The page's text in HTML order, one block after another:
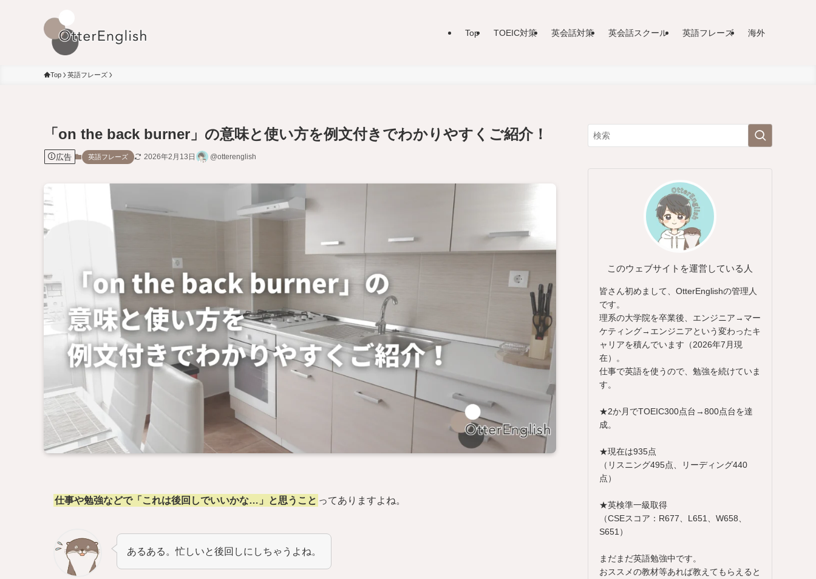
Top TOEIC対策 英会話対策 英会話スクール 英語フレーズ 海外
Top 英語フレーズ
「on the back burner」の意味と使い方を例文付きでわかりやすくご紹介！
広告 英語フレーズ 2026年2月13日 @otterenglish
仕事や勉強などで「これは後回しでいいかな…」と思うこと ってありますよね。
あるある。忙しいと後回しにしちゃうよね。
このウェブサイトを運営している人
皆さん初めまして、OtterEnglishの管理人
です。
理系の大学院を卒業後、エンジニア→マー
ケティング→エンジニアという変わったキ
ャリアを積んでいます（2026年7月現
在）。
仕事で英語を使うので、勉強を続けていま
す。
★2か月でTOEIC300点台→800点台を達
成。
★現在は935点
（リスニング495点、リーディング440
点）
★英検準一級取得
（CSEスコア：R677、L651、W658、
S651）
まだまだ英語勉強中です。
おススメの教材等あれば教えてもらえると